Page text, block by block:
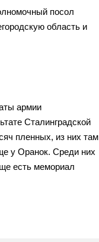
посол
область и
армии
Сталинградской
пленных, из них там
у Оранок. Среди них
есть мемориал